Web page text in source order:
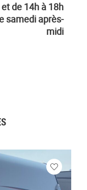
de 14h à 18h
samedi après-
midi
Veuillez
vous